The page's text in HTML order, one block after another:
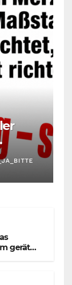
gerät